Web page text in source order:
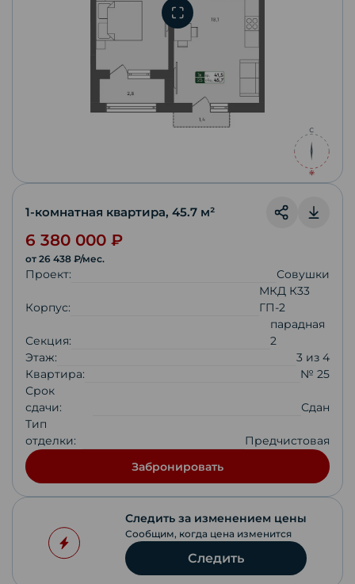
1-комнатная квартира, 45.7 м²
6 380 000 ₽
от 26 438 ₽/мес.
Проект: Совушки
Корпус:
МКД К33
ГП-2
Секция:
парадная
2
Этаж:
3 из 4
Квартира:
№ 25
Срок
сдачи:
Сдан
Тип
отделки:
Предчистовая
Забронировать
Следить за изменением цены
Сообщим, когда цена изменится
Следить